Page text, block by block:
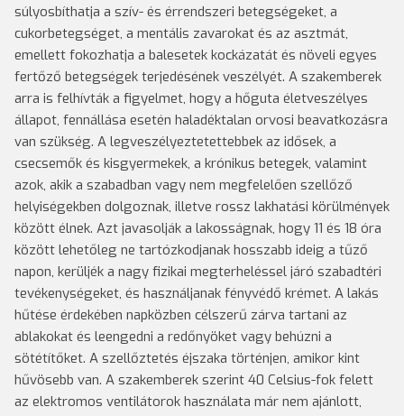
súlyosbíthatja a szív- és érrendszeri betegségeket, a
cukorbetegséget, a mentális zavarokat és az asztmát,
emellett fokozhatja a balesetek kockázatát és növeli egyes
fertőző betegségek terjedésének veszélyét. A szakemberek
arra is felhívták a figyelmet, hogy a hőguta életveszélyes
állapot, fennállása esetén haladéktalan orvosi beavatkozásra
van szükség. A legveszélyeztetettebbek az idősek, a
csecsemők és kisgyermekek, a krónikus betegek, valamint
azok, akik a szabadban vagy nem megfelelően szellőző
helyiségekben dolgoznak, illetve rossz lakhatási körülmények
között élnek. Azt javasolják a lakosságnak, hogy 11 és 18 óra
között lehetőleg ne tartózkodjanak hosszabb ideig a tűző
napon, kerüljék a nagy fizikai megterheléssel járó szabadtéri
tevékenységeket, és használjanak fényvédő krémet. A lakás
hűtése érdekében napközben célszerű zárva tartani az
ablakokat és leengedni a redőnyöket vagy behúzni a
sötétítőket. A szellőztetés éjszaka történjen, amikor kint
hűvösebb van. A szakemberek szerint 40 Celsius-fok felett
az elektromos ventilátorok használata már nem ajánlott,